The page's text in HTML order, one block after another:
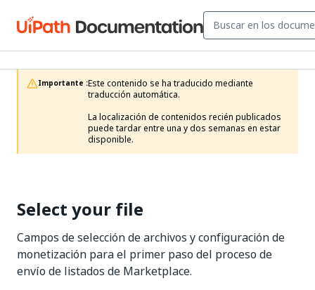
Importante :Este contenido se ha traducido mediante
traducción automática.
La localización de contenidos recién publicados
puede tardar entre una y dos semanas en estar
disponible.
Select your file
Campos de selección de archivos y configuración de
monetización para el primer paso del proceso de
envío de listados de Marketplace.